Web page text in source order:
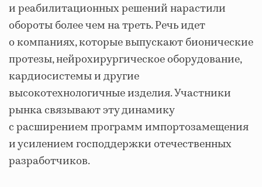
и реабилитационных решений нарастили
обороты более чем на треть. Речь идет
о компаниях, которые выпускают бионические
протезы, нейрохирургическое оборудование,
кардиосистемы и другие
высокотехнологичные изделия. Участники
рынка связывают эту динамику
с расширением программ импортозамещения
и усилением господдержки отечественных
разработчиков.